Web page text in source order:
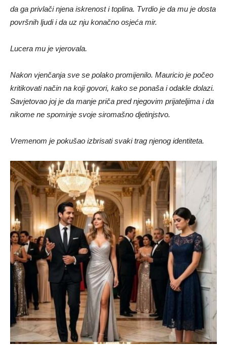
da ga privlači njena iskrenost i toplina. Tvrdio je da mu je dosta
površnih ljudi i da uz nju konačno osjeća mir.
Lucera mu je vjerovala.
Nakon vjenčanja sve se polako promijenilo. Mauricio je počeo
kritikovati način na koji govori, kako se ponaša i odakle dolazi.
Savjetovao joj je da manje priča pred njegovim prijateljima i da
nikome ne spominje svoje siromašno djetinjstvo.
Vremenom je pokušao izbrisati svaki trag njenog identiteta.